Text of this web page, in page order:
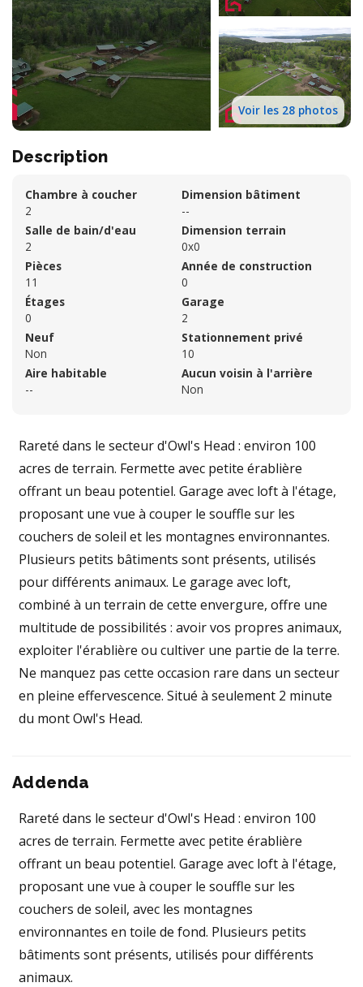
Voir les 28 photos
Description
Chambre à coucher
2
Salle de bain/d'eau
2
Pièces
11
Étages
0
Neuf
Non
Aire habitable
--
Dimension bâtiment
--
Dimension terrain
0x0
Année de construction
0
Garage
2
Stationnement privé
10
Aucun voisin à l'arrière
Non
Rareté dans le secteur d'Owl's Head : environ 100
acres de terrain. Fermette avec petite érablière
offrant un beau potentiel. Garage avec loft à l'étage,
proposant une vue à couper le souffle sur les
couchers de soleil et les montagnes environnantes.
Plusieurs petits bâtiments sont présents, utilisés
pour différents animaux. Le garage avec loft,
combiné à un terrain de cette envergure, offre une
multitude de possibilités : avoir vos propres animaux,
exploiter l'érablière ou cultiver une partie de la terre.
Ne manquez pas cette occasion rare dans un secteur
en pleine effervescence. Situé à seulement 2 minute
du mont Owl's Head.
Addenda
Rareté dans le secteur d'Owl's Head : environ 100
acres de terrain. Fermette avec petite érablière
offrant un beau potentiel. Garage avec loft à l'étage,
proposant une vue à couper le souffle sur les
couchers de soleil, avec les montagnes
environnantes en toile de fond. Plusieurs petits
bâtiments sont présents, utilisés pour différents
animaux.